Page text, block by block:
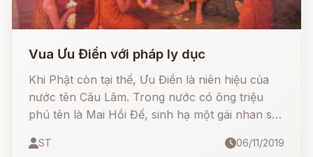
Vua Ưu Điền với pháp ly dục
Khi Phật còn tại thế, Ưu Điền là niên hiệu của
nước tên Câu Lâm. Trong nước có ông triệu
phú tên là Mai Hồi Đế, sinh hạ một gái nhan sắc
song thân tặng cho cô gái cái tên Vô Tỷ
ST 06/11/2019